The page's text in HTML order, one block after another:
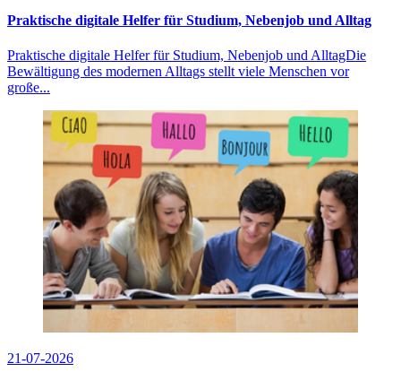
Praktische digitale Helfer für Studium, Nebenjob und Alltag
Praktische digitale Helfer für Studium, Nebenjob und AlltagDie
Bewältigung des modernen Alltags stellt viele Menschen vor
große...
21-07-2026